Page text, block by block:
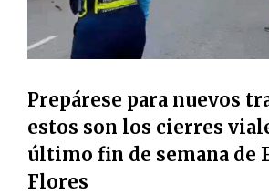
Prepárese para nuevos
estos son los cierres
último fin de semana de
Flores